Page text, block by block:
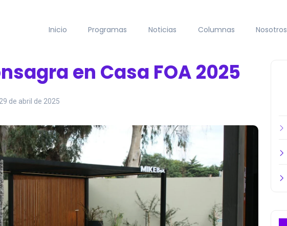
Inicio Programas Noticias Columnas Nosotros
en Casa FOA 2025
29 de abril de 2025